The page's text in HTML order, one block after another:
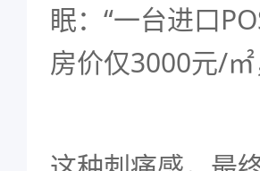
眠：“一台进口
房价仅3000元/